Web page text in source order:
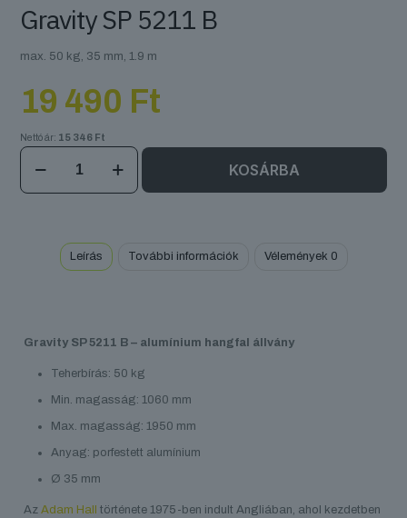
Gravity SP 5211 B
max. 50 kg, 35 mm, 1.9 m
19 490 Ft
Nettó ár: 15 346 Ft
Gravity
5211
KOSÁRBA
Leírás További információk Vélemények 0
Gravity SP 5211 B – alumínium hangfal állvány
Teherbírás: 50 kg
Min. magasság: 1060 mm
Max. magasság: 1950 mm
Anyag: porfestett alumínium
Ø 35 mm
AzAdam Hall története 1975-ben indult Angliában, ahol kezdetben